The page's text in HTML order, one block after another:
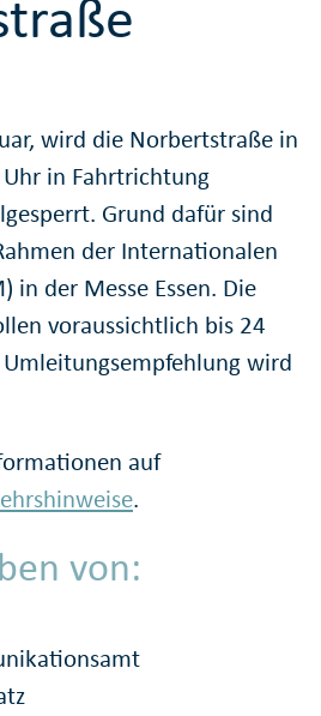
wird die Norbertstraße in
in Fahrtrichtung
Grund dafür sind
der Internationalen
in der Messe Essen. Die
voraussichtlich bis 24
wird
auf
.
von: